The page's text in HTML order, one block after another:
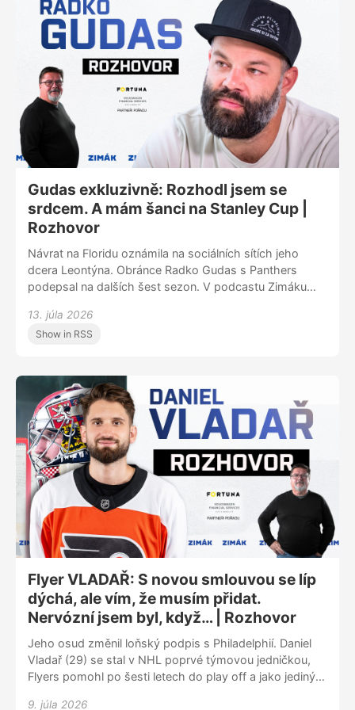
Gudas exkluzivně: Rozhodl jsem se
srdcem. A mám šanci na Stanley Cup |
Rozhovor
Návrat na Floridu oznámila na sociálních sítích jeho
dcera Leontýna. Obránce Radko Gudas s Panthers
podepsal na dalších šest sezon. V podcastu Zimáku
rozkryl, jak si vybíral číslo dresu, když jeho trojka i
sedmička jsou v týmu zadané. Mluvil o rozchodu s
státu a že se rozhodoval srdcem. „Volali pak všichni,
úplně všichni,“ líčí 36letý obránce. S Panthers očekává
nejvyšší cíle. Tedy Stanley Cup. Nově se potká
s Bradym Tkachukem, jehož na šampionátu v Praze
škrtil před brankou. S kým ještě se dřív porval? Proč si
dá páku s Bradem Marchandem? Nejdřív si však host
podcastu Zimák zopakoval vyjmenovaná slova. Gudas
exkluzivně: Rozhodl jsem se srdcem. A mám šanci na
Stanley Cup
13. júla 2026
Show in RSS
Flyer VLADAŘ: S novou smlouvou se líp
dýchá, ale vím, že musím přidat.
Nervózní jsem byl, když… | Rozhovor
Jeho osud změnil loňský podpis s Philadelphií. Daniel
Vladař (29) se stal v NHL poprvé týmovou jedničkou,
Flyers pomohl po šesti letech do play off a jako jediný
9. júla 2026